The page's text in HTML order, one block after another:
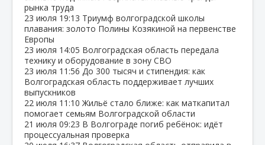
рынка труда
23 июля 19:13 Триумф волгоградской школы
плавания: золото Полины Козякиной на первенстве
Европы
23 июля 14:05 Волгоградская область передала
технику и оборудование в зону СВО
23 июля 11:56 До 300 тысяч и стипендия: как
Волгоградская область поддерживает лучших
выпускников
22 июля 11:10 Жильё стало ближе: как маткапитал
помогает семьям Волгоградской области
21 июля 09:23 В Волгограде погиб ребёнок: идёт
процессуальная проверка